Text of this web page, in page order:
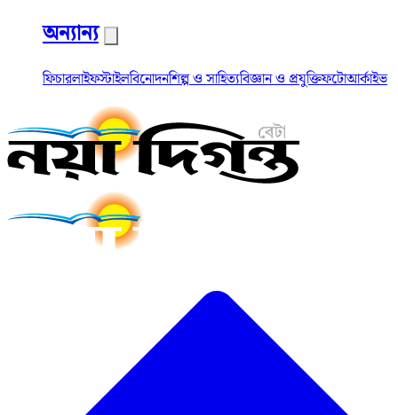
অন্যান্য
ফিচারলাইফস্টাইলবিনোদনশিল্প ও সাহিত্যবিজ্ঞান ও প্রযুক্তিফটোআর্কাইভ